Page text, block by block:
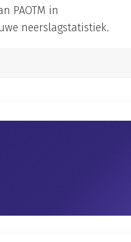
PAOTM in
neerslagstatistiek.